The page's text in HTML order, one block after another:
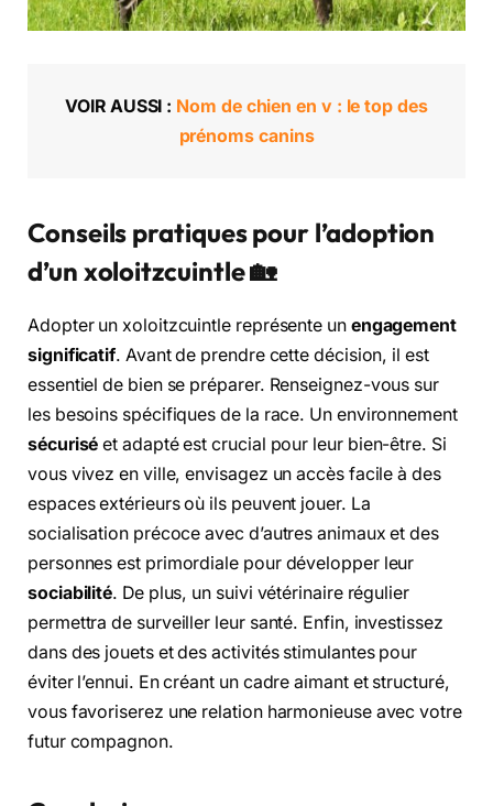
VOIR AUSSI : Nom de chien en v : le top des
prénoms canins
Conseils pratiques pour l’adoption
d’un xoloitzcuintle 🏡
Adopter un xoloitzcuintle représente un engagement
significatif. Avant de prendre cette décision, il est
essentiel de bien se préparer. Renseignez-vous sur
les besoins spécifiques de la race. Un environnement
sécurisé et adapté est crucial pour leur bien-être. Si
vous vivez en ville, envisagez un accès facile à des
espaces extérieurs où ils peuvent jouer. La
socialisation précoce avec d’autres animaux et des
personnes est primordiale pour développer leur
sociabilité. De plus, un suivi vétérinaire régulier
permettra de surveiller leur santé. Enfin, investissez
dans des jouets et des activités stimulantes pour
éviter l’ennui. En créant un cadre aimant et structuré,
vous favoriserez une relation harmonieuse avec votre
futur compagnon.